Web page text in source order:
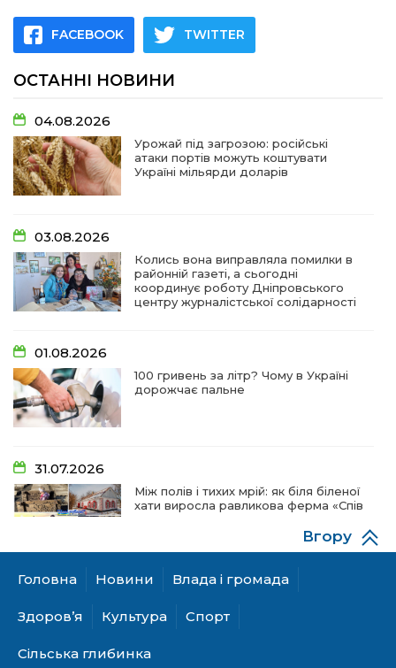
FACEBOOK TWITTER
ОСТАННІ НОВИНИ
04.08.2026
Урожай під загрозою: російські
атаки портів можуть коштувати
Україні мільярди доларів
03.08.2026
Колись вона виправляла помилки в
районній газеті, а сьогодні
координує роботу Дніпровського
центру журналістської солідарності
01.08.2026
100 гривень за літр? Чому в Україні
дорожчає пальне
31.07.2026
Між полів і тихих мрій: як біля біленої
хати виросла равликова ферма «Спів
28.07.2026
ветерани разом створюють
Головна Новини Влада і громада
Здоров’я Культура Спорт
Сільська глибинка
Вгору